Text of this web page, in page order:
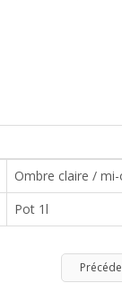
Ombre claire /
Pot 1l